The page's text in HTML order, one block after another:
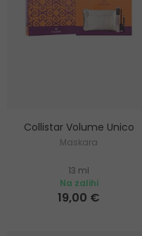
Collistar Volume Unico
Maskara
13 ml
Na zalihi
19,00 €